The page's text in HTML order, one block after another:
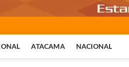
ATACAMA NACIONAL